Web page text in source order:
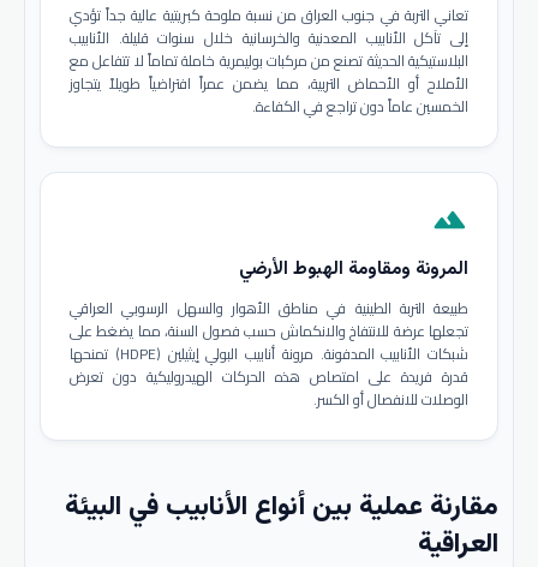
تعاني التربة في جنوب العراق من نسبة ملوحة كبريتية عالية جداً تؤدي
إلى تآكل الأنابيب المعدنية والخرسانية خلال سنوات قليلة. الأنابيب
البلاستيكية الحديثة تصنع من مركبات بوليمرية خاملة تماماً لا تتفاعل مع
الأملاح أو الأحماض التربية، مما يضمن عمراً افتراضياً طويلاً يتجاوز
الخمسين عاماً دون تراجع في الكفاءة.
terrain
المرونة ومقاومة الهبوط الأرضي
طبيعة التربة الطينية في مناطق الأهوار والسهل الرسوبي العراقي
تجعلها عرضة للانتفاخ والانكماش حسب فصول السنة، مما يضغط على
شبكات الأنابيب المدفونة. مرونة أنابيب البولي إيثيلين (HDPE) تمنحها
قدرة فريدة على امتصاص هذه الحركات الهيدروليكية دون تعرض
الوصلات للانفصال أو الكسر.
مقارنة عملية بين أنواع الأنابيب في البيئة
العراقية